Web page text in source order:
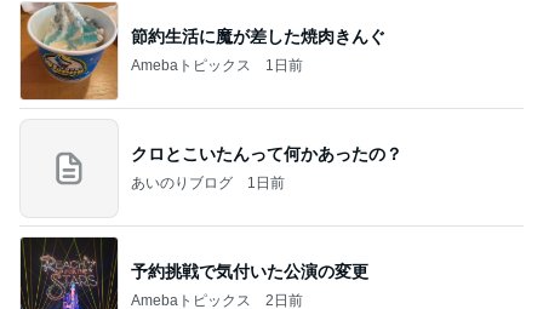
節約生活に魔が差した焼肉きんぐ
Amebaトピックス 1日前
クロとこいたんって何かあったの？
あいのりブログ 1日前
予約挑戦で気付いた公演の変更
Amebaトピックス 2日前